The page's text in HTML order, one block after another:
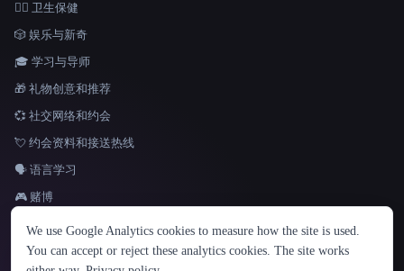
语言
English español Français Русский 简体中文
Hindi
👩‍⚕️ 卫生保健
🎲 娱乐与新奇
🎓 学习与导师
🎁 礼物创意和推荐
💞 社交网络和约会
💘 约会资料和接送热线
🗣️ 语言学习
🎮 赌博
We use Google Analytics cookies to measure how the site is used.
You can accept or reject these analytics cookies. The site works